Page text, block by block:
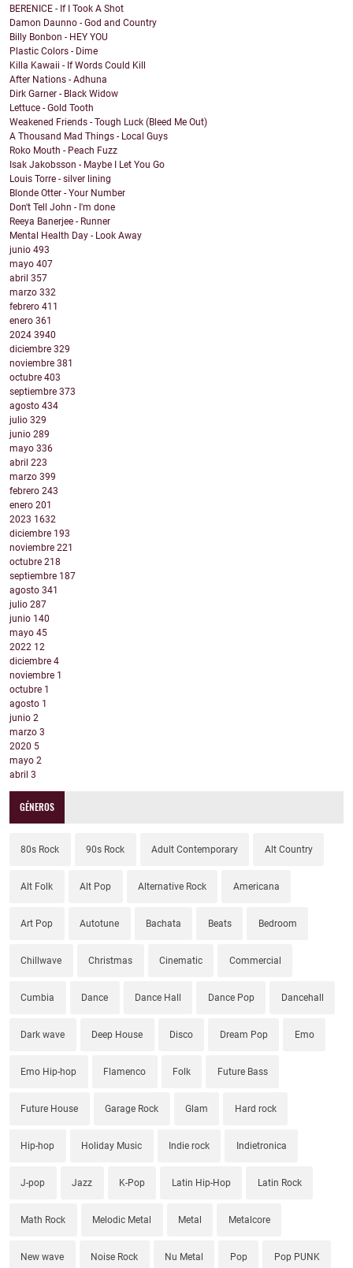
BERENICE - If I Took A Shot
Damon Daunno - God and Country
Billy Bonbon - HEY YOU
Plastic Colors - Dime
Killa Kawaii - If Words Could Kill
After Nations - Adhuna
Dirk Garner - Black Widow
Lettuce - Gold Tooth
Weakened Friends - Tough Luck (Bleed Me Out)
A Thousand Mad Things - Local Guys
Roko Mouth - Peach Fuzz
Isak Jakobsson - Maybe I Let You Go
Louis Torre - silver lining
Blonde Otter - Your Number
Don't Tell John - I'm done
Reeya Banerjee - Runner
Mental Health Day - Look Away
junio 493
mayo 407
abril 357
marzo 332
febrero 411
enero 361
2024 3940
diciembre 329
noviembre 381
octubre 403
septiembre 373
agosto 434
julio 329
junio 289
mayo 336
abril 223
marzo 399
febrero 243
enero 201
2023 1632
diciembre 193
noviembre 221
octubre 218
septiembre 187
agosto 341
julio 287
junio 140
mayo 45
2022 12
diciembre 4
noviembre 1
octubre 1
agosto 1
junio 2
marzo 3
2020 5
mayo 2
abril 3
GÉNEROS
80s Rock 90s Rock Adult Contemporary Alt Country
Alt Folk Alt Pop Alternative Rock Americana
Art Pop Autotune Bachata Beats Bedroom
Chillwave Christmas Cinematic Commercial
Cumbia Dance Dance Hall Dance Pop Dancehall
Dark wave Deep House Disco Dream Pop Emo
Emo Hip-hop Flamenco Folk Future Bass
Future House Garage Rock Glam Hard rock
Hip-hop Holiday Music Indie rock Indietronica
J-pop Jazz K-Pop Latin Hip-Hop Latin Rock
Math Rock Melodic Metal Metal Metalcore
New wave Noise Rock Nu Metal Pop Pop PUNK